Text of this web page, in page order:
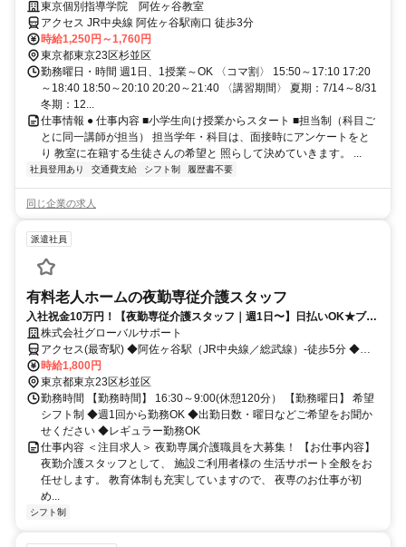
服でok◎
東京個別指導学院 阿佐ヶ谷教室
アクセス JR中央線 阿佐ヶ谷駅南口 徒歩3分
時給1,250円～1,760円
東京都東京23区杉並区
勤務曜日・時間 週1日、1授業～OK 〈コマ割〉 15:50～17:10 17:20
～18:40 18:50～20:10 20:20～21:40 〈講習期間〉 夏期：7/14～8/31
冬期：12...
仕事情報 ● 仕事内容 ■小学生向け授業からスタート ■担当制（科目ご
とに同一講師が担当） 担当学年・科目は、面接時にアンケートをと
り 教室に在籍する生徒さんの希望と 照らして決めていきます。 ...
社員登用あり 交通費支給 シフト制 履歴書不要
同じ企業の求人
派遣社員
有料老人ホームの夜勤専従介護スタッフ
入社祝金10万円！【夜勤専従介護スタッフ｜週1日〜】日払いOK★ブラ
ンクOK／Wワーク・扶養内OK／髪色自由
株式会社グローバルサポート
アクセス(最寄駅) ◆阿佐ヶ谷駅（JR中央線／総武線）-徒歩5分 ◆南
阿佐ヶ谷駅（東京メトロ丸ノ内線）-徒歩10分 ◆高円寺駅（JR中央線
／総武線）-車5分
時給1,800円
東京都東京23区杉並区
勤務時間 【勤務時間】 16:30～9:00(休憩120分） 【勤務曜日】 希望
シフト制 ◆週1回から勤務OK ◆出勤日数・曜日などご希望をお聞か
せください ◆レギュラー勤務OK
仕事内容 ＜注目求人＞ 夜勤専属介護職員を大募集！ 【お仕事内容】
夜勤介護スタッフとして、 施設ご利用者様の 生活サポート全般をお
任せします。 教育体制も充実していますので、 夜専のお仕事が初
め...
シフト制